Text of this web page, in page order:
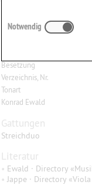
3 Duos, op. 26
Besetzung
Verzeichnis, Nr.
Tonart
Konrad Ewald
Gattungen
Streichduo
Literatur
• Ewald · Directory
• Jappe · Directory
Notwendig